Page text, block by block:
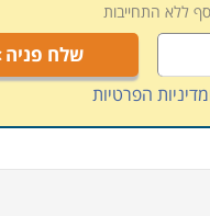
ללא התחייבות
שלח פניה
הפרטיות